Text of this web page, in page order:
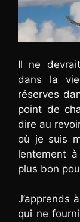
Il ne
dans la
réserves
point de
dire au
où je suis
lentement
plus bon
J’apprends
qui ne